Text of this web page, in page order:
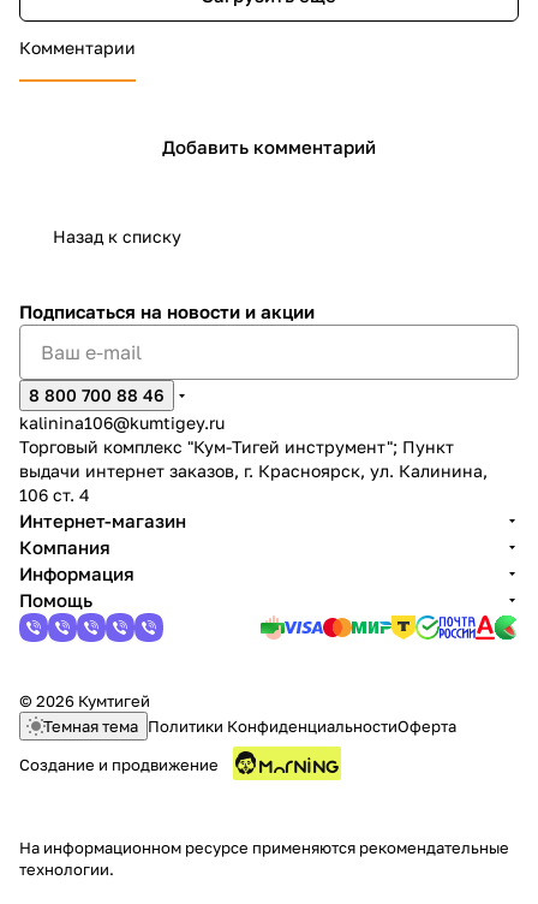
Комментарии
Добавить комментарий
Назад к списку
Подписаться на новости и акции
8 800 700 88 46
kalinina106@kumtigey.ru
Торговый комплекс "Кум-Тигей инструмент"; Пункт
выдачи интернет заказов, г. Красноярск, ул. Калинина,
106 ст. 4
Интернет-магазин
Компания
Информация
Помощь
© 2026 Кумтигей
Темная тема Политики КонфиденциальностиОферта
Создание и продвижение
На информационном ресурсе применяются рекомендательные
технологии.